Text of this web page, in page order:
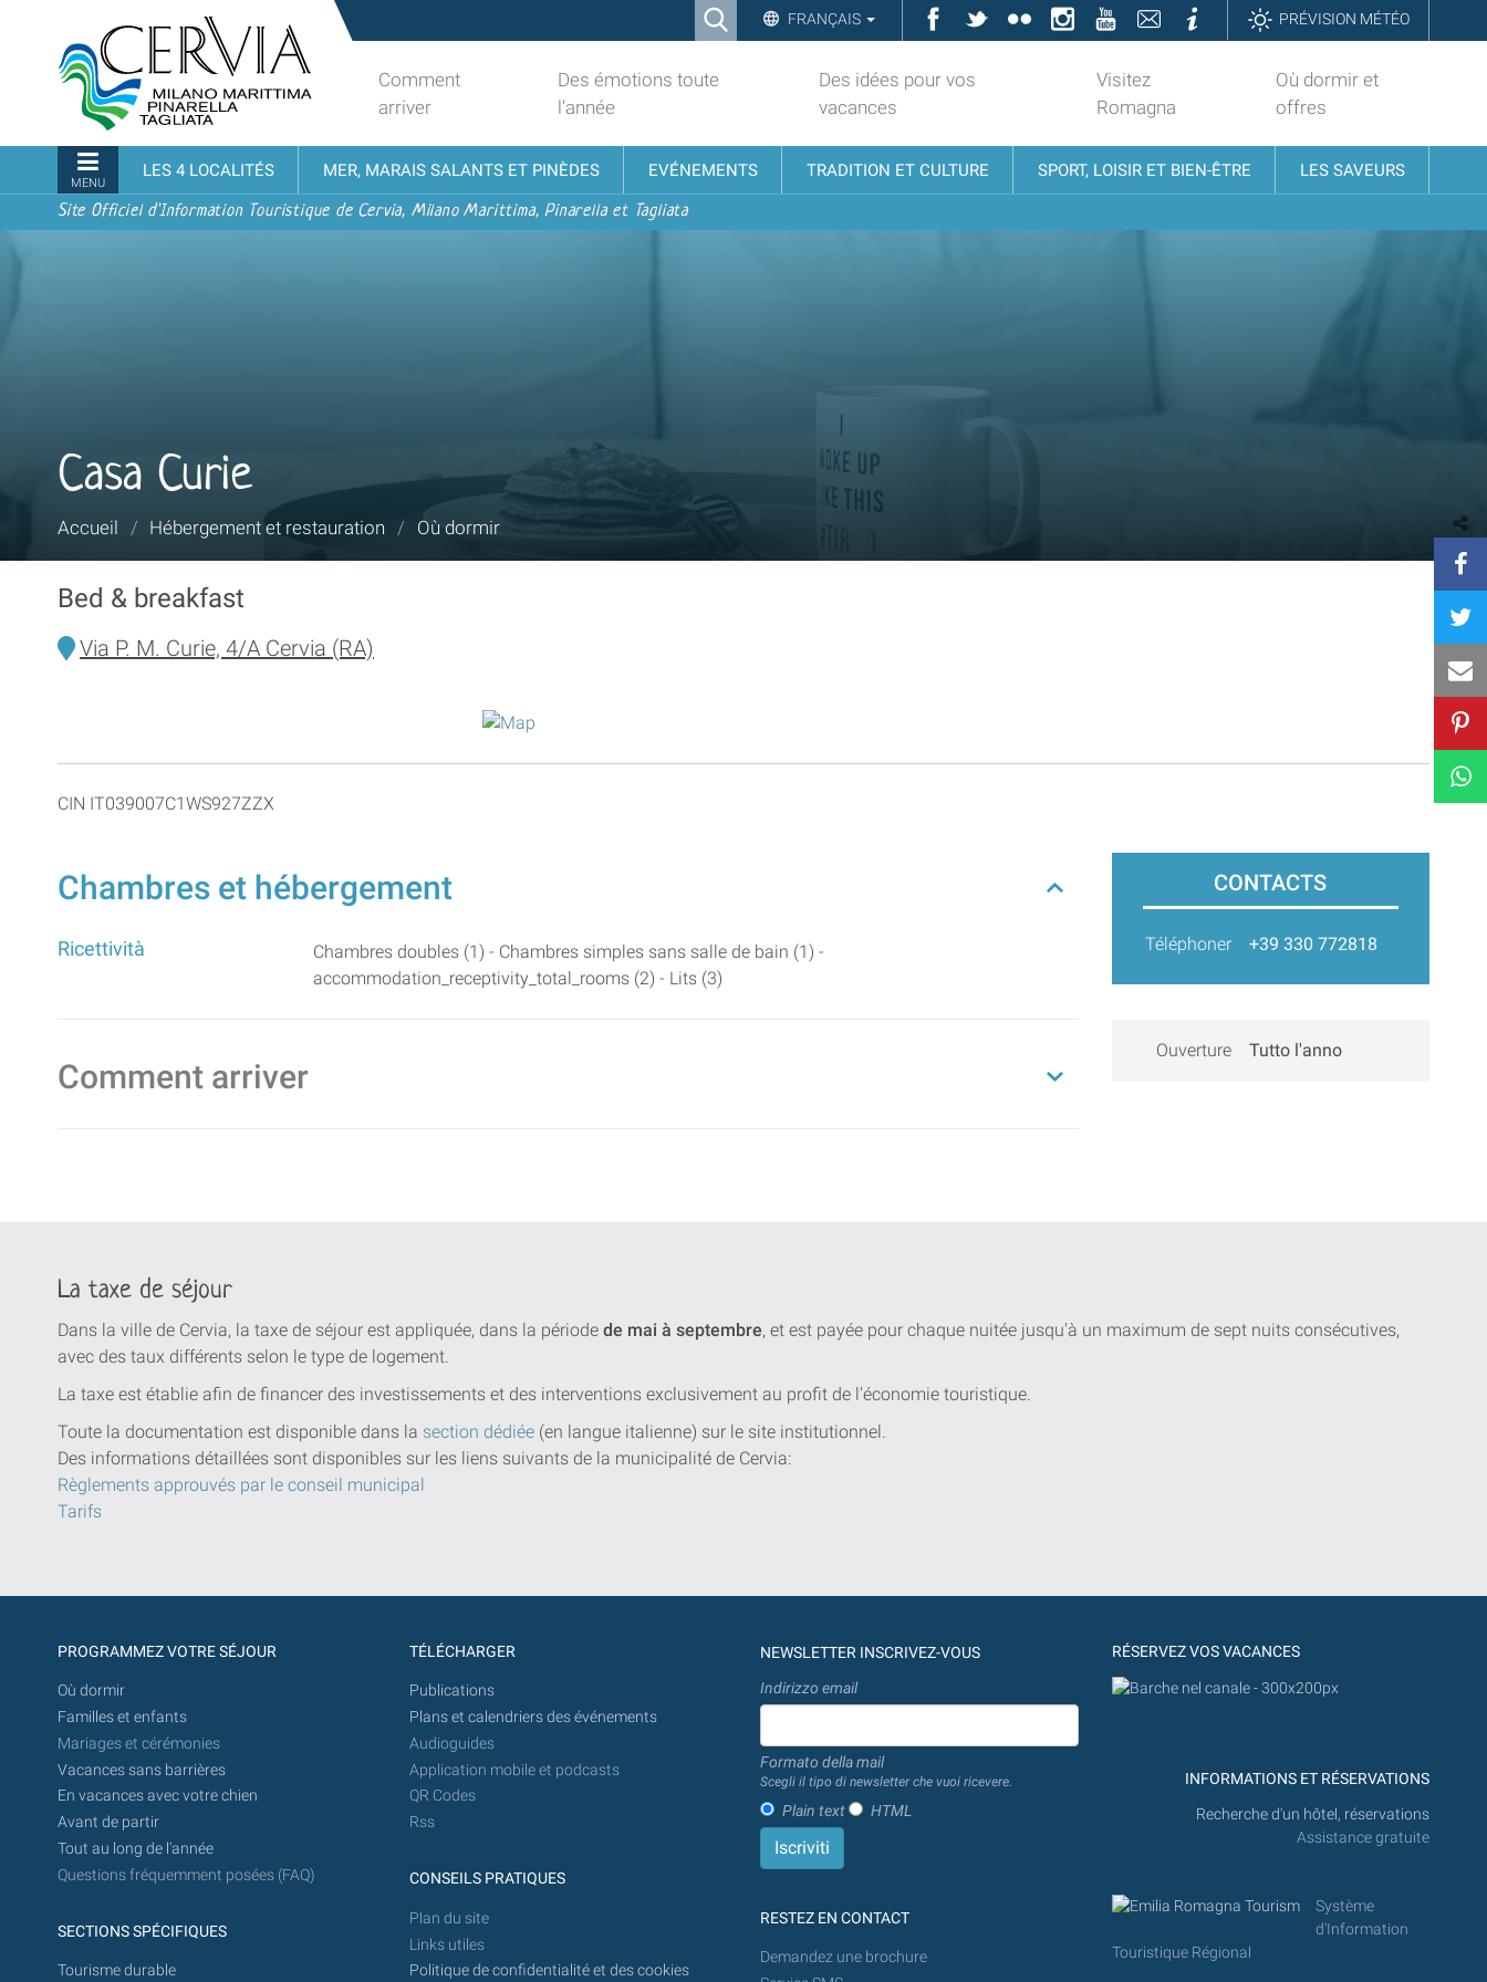
contenu.
à
navigation
Ricerca
Search…
FRANÇAIS Facebook
TwitterFlickrInstagramYouTubeContattiInformazioniPRÉVISION MÉTÉO
turistico
ufficiale
Cervia,
Milano
Marittima,
Pinarella,
Tagliata
Comment
arriver
Des émotions toute
l'année
Des idées pour vos
vacances
Visitez
Romagna
Où dormir et
offres
Navigation
MENU
LES 4 LOCALITÉS MER, MARAIS SALANTS ET PINÈDES EVÉNEMENTS TRADITION ET CULTURE SPORT, LOISIR ET BIEN-ÊTRE LES SAVEURS
Site Officiel d'Information Touristique de Cervia, Milano Marittima, Pinarella et Tagliata
Casa Curie
Vous
Accueil / Hébergement et restauration / Où dormir
Bed & breakfast
Via P. M. Curie, 4/A Cervia (RA)
CIN IT039007C1WS927ZZX
Chambres et hébergement
Ricettività
Chambres doubles (1) - Chambres simples sans salle de bain (1) -
accommodation_receptivity_total_rooms (2) - Lits (3)
Comment arriver
CONTACTS
Téléphoner +39 330 772818
Ouverture Tutto l'anno
La taxe de séjour
Dans la ville de Cervia, la taxe de séjour est appliquée, dans la période de mai à septembre, et est payée pour chaque nuitée jusqu'à un maximum de sept nuits consécutives,
avec des taux différents selon le type de logement.
La taxe est établie afin de financer des investissements et des interventions exclusivement au profit de l'économie touristique.
Toute la documentation est disponible dans la section dédiée (en langue italienne) sur le site institutionnel.
Des informations détaillées sont disponibles sur les liens suivants de la municipalité de Cervia:
Règlements approuvés par le conseil municipal
Tarifs
PROGRAMMEZ VOTRE SÉJOUR
Où dormir
Familles et enfants
Mariages et cérémonies
Vacances sans barrières
En vacances avec votre chien
Avant de partir
Tout au long de l'année
Questions fréquemment posées (FAQ)
SECTIONS SPÉCIFIQUES
Tourisme durable
TÉLÉCHARGER
Publications
Plans et calendriers des événements
Audioguides
Application mobile et podcasts
QR Codes
Rss
CONSEILS PRATIQUES
Plan du site
Links utiles
Politique de confidentialité et des cookies
NEWSLETTER INSCRIVEZ-VOUS
Indirizzo email
Formato della mail
Scegli il tipo di newsletter che vuoi ricevere.
Plain text HTML
RESTEZ EN CONTACT
Demandez une brochure
RÉSERVEZ VOS VACANCES
INFORMATIONS ET RÉSERVATIONS
Recherche d'un hôtel, réservations
Assistance gratuite
Système
d'Information
Touristique Régional